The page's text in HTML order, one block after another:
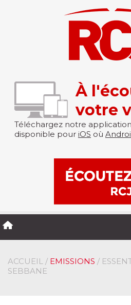
À
votre
Téléchargez notre application
disponible pour iOS où
ACCUEIL / EMISSIONS /
SEBBANE